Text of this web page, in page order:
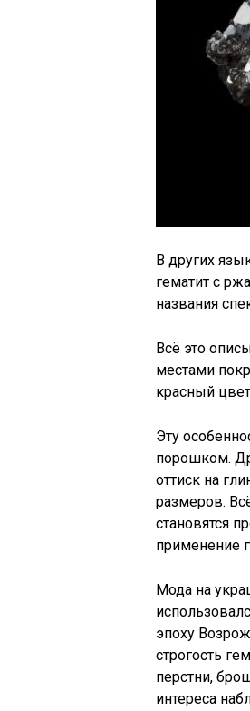
В других
гематит с
названия
Всё это
местами
красный
Эту
порошком.
оттиск на
размеров.
становятся
применение
Мода на
эпоху
строгость
перстни,
интереса